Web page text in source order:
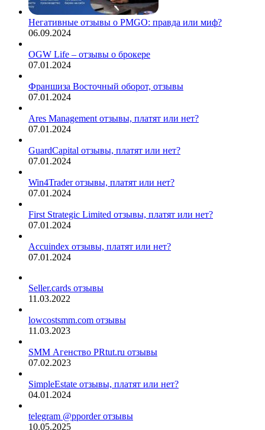
Негативные отзывы о PMGO: правда или миф?
06.09.2024
OGW Life – отзывы о брокере
07.01.2024
Франшиза Восточный оборот, отзывы
07.01.2024
Ares Management отзывы, платят или нет?
07.01.2024
GuardCapital отзывы, платят или нет?
07.01.2024
Win4Trader отзывы, платят или нет?
07.01.2024
First Strategic Limited отзывы, платят или нет?
07.01.2024
Accuindex отзывы, платят или нет?
07.01.2024
Seller.cards отзывы
11.03.2022
lowcostsmm.com отзывы
11.03.2023
SMM Агенство PRtut.ru отзывы
07.02.2023
SimpleEstate отзывы, платят или нет?
04.01.2024
telegram @pporder отзывы
10.05.2025